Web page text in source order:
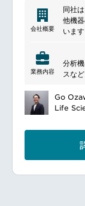
and
会社概要
同社
他機
いま
ズに
岐に
す。
どの
業務内容
分析
スな
をご
最新
お客
ト(社
ロジ
Go
Life